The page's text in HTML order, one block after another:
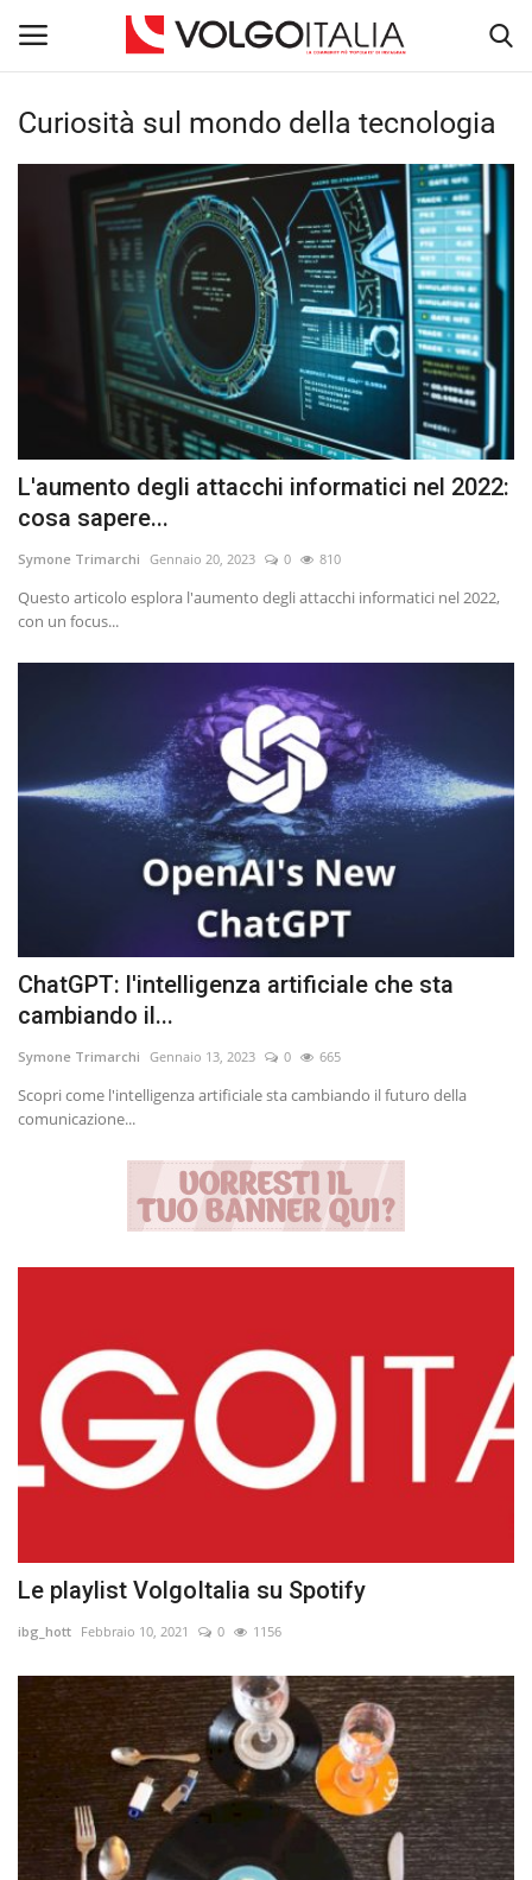
Accedi Registra
La Community
Il Fondatore
Dicono di noi
Volgo Academy
Entra nel Team
Tecnologia
Recensioni
Shop
Curiosità sul mondo della tecnologia
L'aumento degli attacchi informatici nel 2022:
cosa sapere...
Symone Trimarchi Gennaio 20, 2023 0 810
Questo articolo esplora l'aumento degli attacchi informatici nel 2022,
con un focus...
ChatGPT: l'intelligenza artificiale che sta
cambiando il...
Symone Trimarchi Gennaio 13, 2023 0 665
Scopri come l'intelligenza artificiale sta cambiando il futuro della
comunicazione...
Le playlist VolgoItalia su Spotify
ibg_hott Febbraio 10, 2021 0 1156